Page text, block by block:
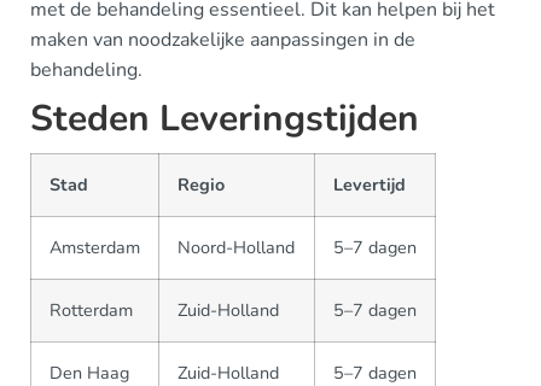
met de behandeling essentieel. Dit kan helpen bij het
maken van noodzakelijke aanpassingen in de
behandeling.
Steden Leveringstijden
Stad Regio Levertijd
Amsterdam Noord-Holland 5–7 dagen
Rotterdam Zuid-Holland 5–7 dagen
Den Haag Zuid-Holland 5–7 dagen